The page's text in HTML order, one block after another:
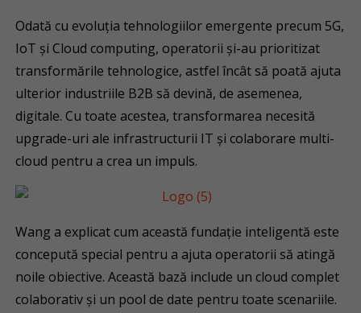
Odată cu evoluția tehnologiilor emergente precum 5G,
IoT și Cloud computing, operatorii și-au prioritizat
transformările tehnologice, astfel încât să poată ajuta
ulterior industriile B2B să devină, de asemenea,
digitale. Cu toate acestea, transformarea necesită
upgrade-uri ale infrastructurii IT și colaborare multi-
cloud pentru a crea un impuls.
Wang a explicat cum această fundație inteligentă este
concepută special pentru a ajuta operatorii să atingă
noile obiective. Această bază include un cloud complet
colaborativ și un pool de date pentru toate scenariile.